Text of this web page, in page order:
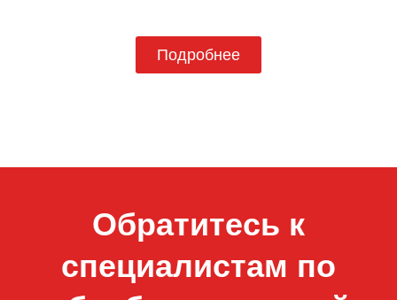
Подробнее
Обратитесь к
специалистам по